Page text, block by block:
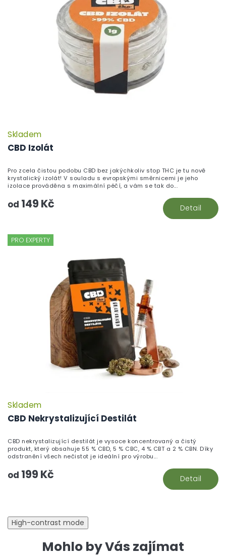
CBD Izolát
Skladem
od 149 Kč Detail
Pro zcela čistou podobu CBD bez jakýchkoliv stop THC je tu nově
krystalický izolát! V souladu s evropskými směrnicemi je jeho
izolace prováděna s maximální péčí, a vám se tak do...
PRO EXPERTY
CBD Nekrystalizující Destilát
Skladem
od 199 Kč Detail
CBD nekrystalizující destilát je vysoce koncentrovaný a čistý
produkt, který obsahuje 55 % CBD, 5 % CBC, 4 % CBT a 2 % CBN. Díky
odstranění všech nečistot je ideální pro výrobu...
High-contrast mode
Mohlo by Vás zajímat